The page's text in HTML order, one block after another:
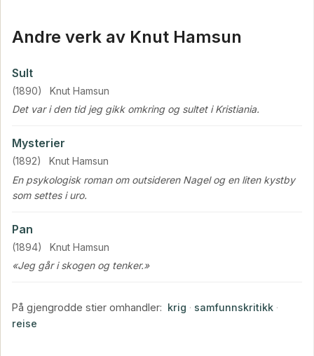
Andre verk av Knut Hamsun
Sult
(1890)
Knut Hamsun
Det var i den tid jeg gikk omkring og sultet i Kristiania.
Mysterier
(1892)
Knut Hamsun
En psykologisk roman om outsideren Nagel og en liten kystby
som settes i uro.
Pan
(1894)
Knut Hamsun
«Jeg går i skogen og tenker.»
På gjengrodde stier omhandler: krig · samfunnskritikk ·
reise